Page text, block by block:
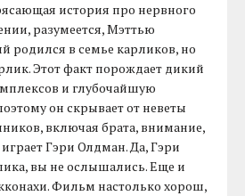
история про нервного
разумеется, Мэттью
родился в семье карликов, но
Этот факт порождает дикий
и глубочайшую
он скрывает от неветы
включая брата, внимание,
Гэри Олдман. Да, Гэри
вы не ослышались. Еще и
Фильм настолько хорош,